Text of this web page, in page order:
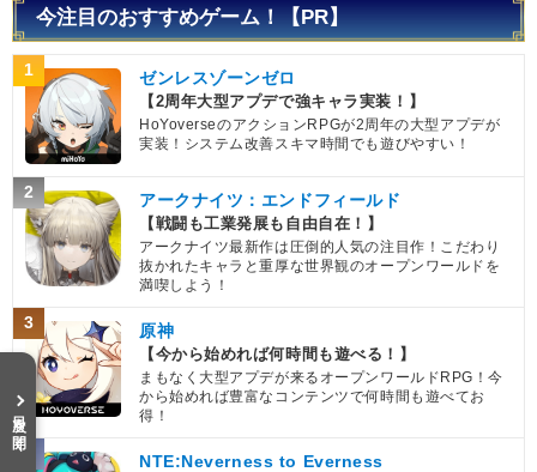
今注目のおすすめゲーム！【PR】
1 ゼンレスゾーンゼロ
【2周年大型アプデで強キャラ実装！】
HoYoverseのアクションRPGが2周年の大型アプデが
実装！システム改善スキマ時間でも遊びやすい！
2 アークナイツ：エンドフィールド
【戦闘も工業発展も自由自在！】
アークナイツ最新作は圧倒的人気の注目作！こだわり
抜かれたキャラと重厚な世界観のオープンワールドを
満喫しよう！
3 原神
【今から始めれば何時間も遊べる！】
まもなく大型アプデが来るオープンワールドRPG！今
から始めれば豊富なコンテンツで何時間も遊べてお
得！
4 NTE:Neverness to Everness
目次を開く